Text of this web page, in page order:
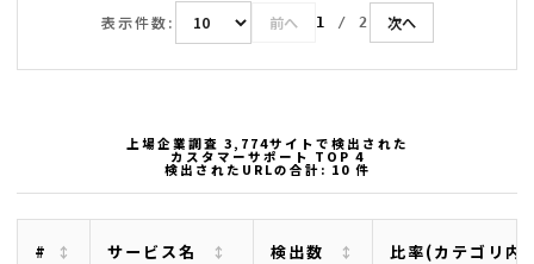
表示件数: 前へ 1 / 2 次へ
上場企業調査 3,774サイトで検出された
カスタマーサポート TOP 4
検出されたURLの合計: 10 件
# サービス名 検出数 比率(カテゴリ